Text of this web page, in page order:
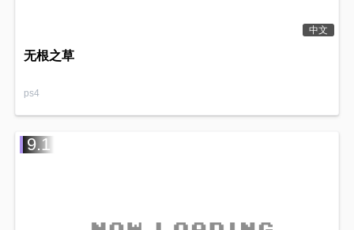
中文
无根之草
ps4
9.1